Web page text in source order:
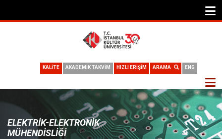
ENG
ARAMA
HIZLI ERİŞİM
AKADEMİK TAKVİM
KALİTE
ELEKTRIK-ELEKTRONIK
MÜHENDISLIĞI